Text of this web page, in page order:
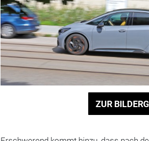
ZUR